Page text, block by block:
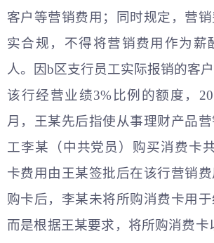
客户等营销费用；同时规定，营
实合规，不得将营销费用作为薪
人。因b区支行员工实际报销的客
该行经营业绩3%比例的额度，
月，王某先后指使从事理财产品
工李某（中共党员 ）购买消费卡
卡费用由王某签批后在该行营销费
购卡后，李某未将所购消费卡用于
而是根据王某要求，将所购消费卡